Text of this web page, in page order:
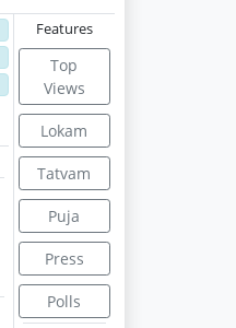
Features
Top
Views
Lokam
Tatvam
Puja
Press
Polls